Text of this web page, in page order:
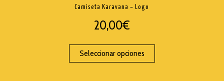
Camiseta Karavana – Logo
20,00€
Seleccionar opciones